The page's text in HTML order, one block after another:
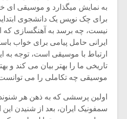
به نمایش میگذارد و موسیقی ای
برای چک نویس یک دانشجوی
نیست، چه برسد به آهنگسازی که
ایرانی حامل پیامی برای خواب
ارتباط با موسیقی است، توجه به
تاریخی ما را بهتر بیان می کند و
موسیقی چه تکاملی را می توانست
اولین پرسشی که به ذهن هر
سمفونیک ایران، بعد از شنیدن این